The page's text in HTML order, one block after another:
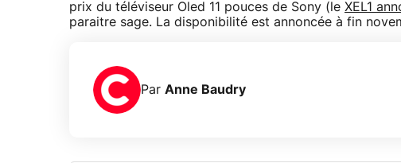
prix du téléviseur Oled 11 pouces de Sony (le XEL1
paraitre sage. La disponibilité est annoncée à fin
Par Anne Baudry